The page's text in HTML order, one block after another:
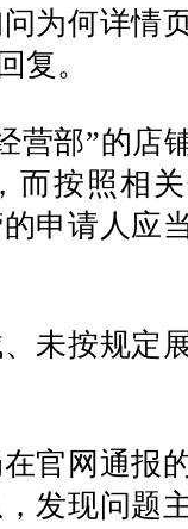
为何详情
复。
部”的店
而按照相
申请人应
按规定
网通报
发现问题